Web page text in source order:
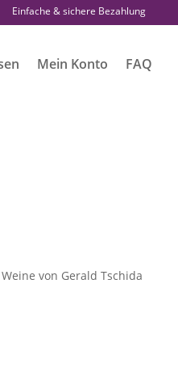
Einfache & sichere Bezahlung
Mein Konto FAQ
von Gerald Tschida